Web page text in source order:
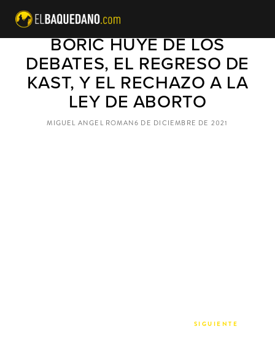
RESUMEN DE LA SEMANA:
BORIC HUYE DE LOS
DEBATES, EL REGRESO DE
KAST, Y EL RECHAZO A LA
LEY DE ABORTO
MIGUEL ANGEL ROMAN6 DE DICIEMBRE DE 2021
SIGUIENTE